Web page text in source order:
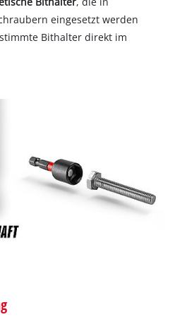
eingesetzt werden
Bithalter direkt im